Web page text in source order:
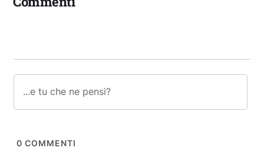
0 COMMENTI